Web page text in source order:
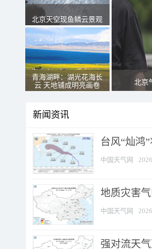
北京天空现鱼鳞云景观
青海湖畔：湖光花海长
云 天地铺成明亮画卷
北京
新闻资讯
台风“灿鸿
中国天气网
地质灾害
中国天气网
强对流天